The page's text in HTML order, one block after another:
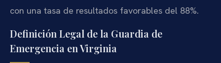
con una tasa de resultados favorables del 88%.
Definición Legal de la Guardia de
Emergencia en Virginia